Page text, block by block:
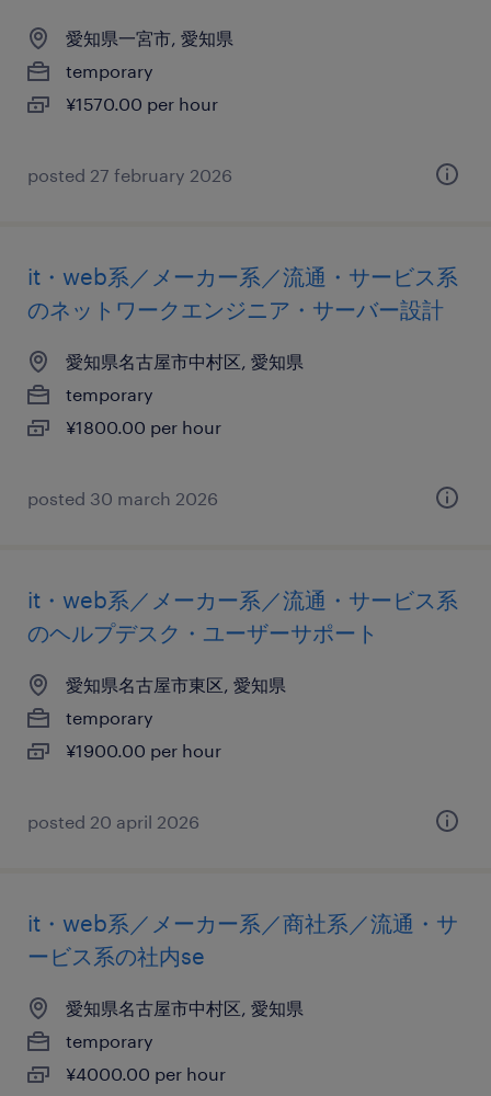
愛知県一宮市, 愛知県
temporary
¥1570.00 per hour
posted 27 february 2026
it・web系／メーカー系／流通・サービス系
のネットワークエンジニア・サーバー設計
愛知県名古屋市中村区, 愛知県
temporary
¥1800.00 per hour
posted 30 march 2026
it・web系／メーカー系／流通・サービス系
のヘルプデスク・ユーザーサポート
愛知県名古屋市東区, 愛知県
temporary
¥1900.00 per hour
posted 20 april 2026
it・web系／メーカー系／商社系／流通・サ
ービス系の社内se
愛知県名古屋市中村区, 愛知県
temporary
¥4000.00 per hour